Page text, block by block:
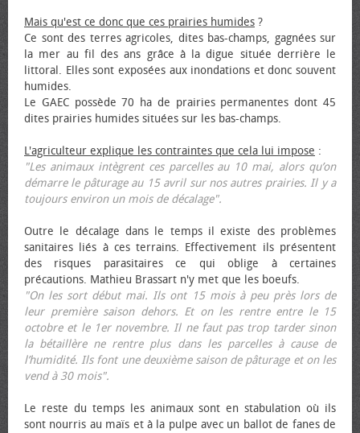
Mais qu'est ce donc que ces prairies humides ?
Ce sont des terres agricoles, dites bas-champs, gagnées sur
la mer au fil des ans grâce à la digue située derrière le
littoral. Elles sont exposées aux inondations et donc souvent
humides.
Le GAEC possède 70 ha de prairies permanentes dont 45
dites prairies humides situées sur les bas-champs.
L'agriculteur explique les contraintes que cela lui impose :
"Les animaux intègrent ces parcelles au 10 mai, alors qu’on
démarre le pâturage au 15 avril sur nos autres prairies. Il y a
toujours environ un mois de décalage".
Outre le décalage dans le temps il existe des problèmes
sanitaires liés à ces terrains. Effectivement ils présentent
des risques parasitaires ce qui oblige à certaines
précautions. Mathieu Brassart n'y met que les bœufs.
"On les sort début mai. Ils ont 15 mois à peu près lors de
leur première saison dehors. Et on les rentre entre le 15
octobre et le 1er novembre. Il ne faut pas trop tarder sinon
la bétaillère ne rentre plus dans les parcelles à cause de
l’humidité. Ils font une deuxième saison de pâturage et on les
vend à 30 mois".
Le reste du temps les animaux sont en stabulation où ils
sont nourris au maïs et à la pulpe avec un ballot de fanes de